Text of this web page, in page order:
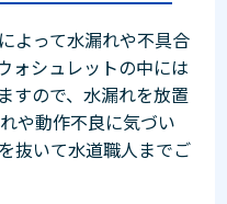
よって水漏れや不具合
ォシュレットの中には
すので、水漏れを放置
や動作不良に気づい
抜いて水道職人までご